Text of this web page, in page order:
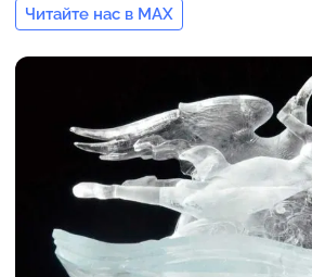
Читайте нас в MAX